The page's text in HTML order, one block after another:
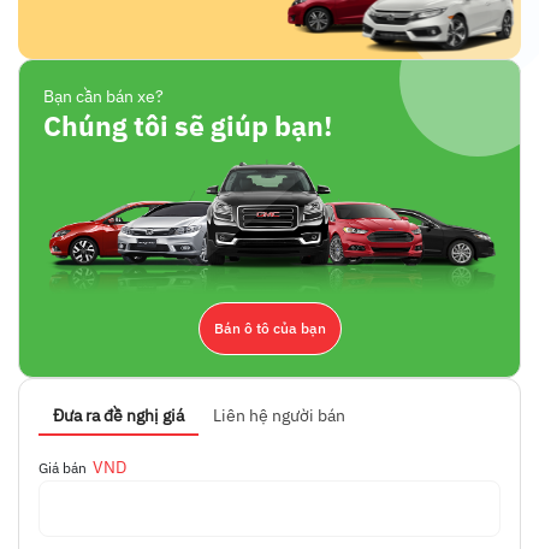
Bạn cần bán xe?
Chúng tôi sẽ giúp bạn!
Bán ô tô của bạn
Đưa ra đề nghị giá Liên hệ người bán
Giá bán VND